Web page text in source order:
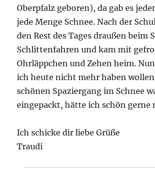
Oberpfalz geboren), da gab es
jede Menge Schnee. Nach der
den Rest des Tages draußen beim
Schlittenfahren und kam mit
Ohrläppchen und Zehen heim.
ich heute nicht mehr haben
schönen Spaziergang im Schnee
eingepackt, hätte ich schön gerne
Ich schicke dir liebe Grüße
Traudi